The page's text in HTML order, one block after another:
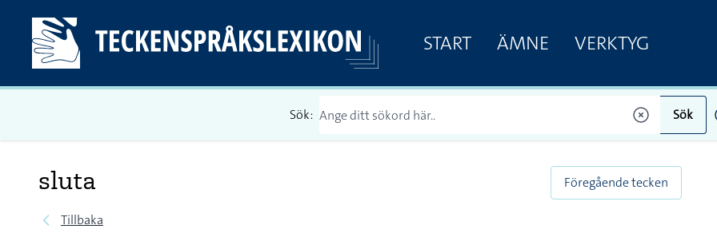
START ÄMNE VERKTYG
Sök: Sök
sluta
Tillbaka
Föregående tecken